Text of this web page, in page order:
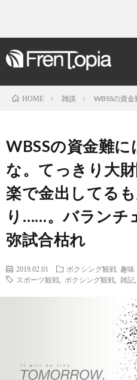
HOME 雑談 WBSSの資
WBSSの資金難
な。てっきり大
楽で金出してる
り……。バランチ
弥試合枯れ
2019.02.01 ボクシング観戦 趣味
スポーツ観戦
ボクシング観戦 雑記